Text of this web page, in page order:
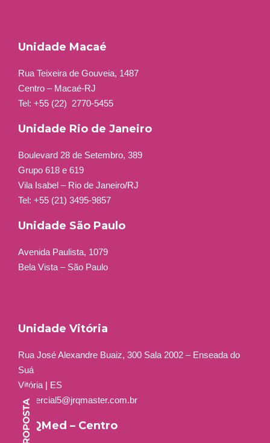
Unidade Macaé
Rua Teixeira de Gouveia, 1487
Centro – Macaé-RJ
Tel: +55 (22) 2770-5455
Unidade Rio de Janeiro
Boulevard 28 de Setembro, 389
Grupo 618 e 619
Vila Isabel – Rio de Janeiro/RJ
Tel: +55 (21) 3495-9857
Unidade São Paulo
Avenida Paulista, 1079
Bela Vista – São Paulo
Unidade Vitória
Rua José Alexandre Buaiz, 300 Sala 2002 – Enseada do
Suá
Vitória | ES
comercial5@jrqmaster.com.br
JRQMed – Centro